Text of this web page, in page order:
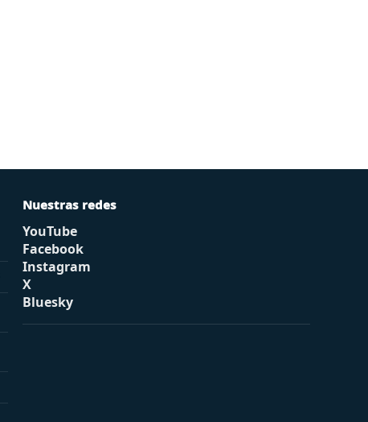
Nuestras redes
YouTube
Facebook
Instagram
X
Bluesky